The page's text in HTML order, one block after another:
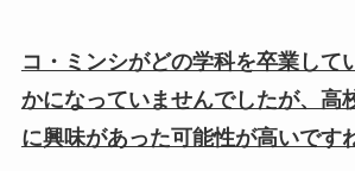
コ・ミンシがどの学科を卒業して
かになっていませんでしたが、高
に興味があった可能性が高いです